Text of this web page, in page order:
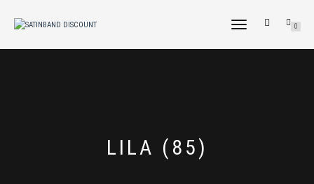
NAVIGATION
0
LILA (85)